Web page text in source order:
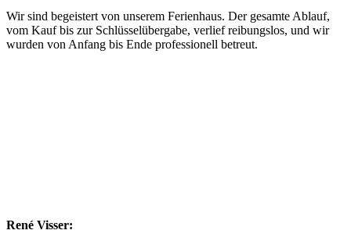
Wir sind begeistert von unserem Ferienhaus. Der gesamte Ablauf,
vom Kauf bis zur Schlüsselübergabe, verlief reibungslos, und wir
wurden von Anfang bis Ende professionell betreut.
René Visser: